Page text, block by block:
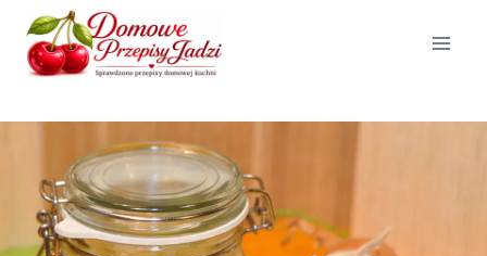
Przejdź
treści